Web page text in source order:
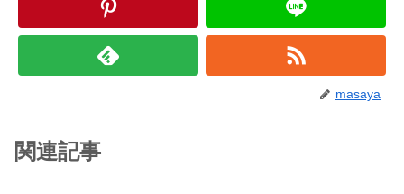
masaya
関連記事